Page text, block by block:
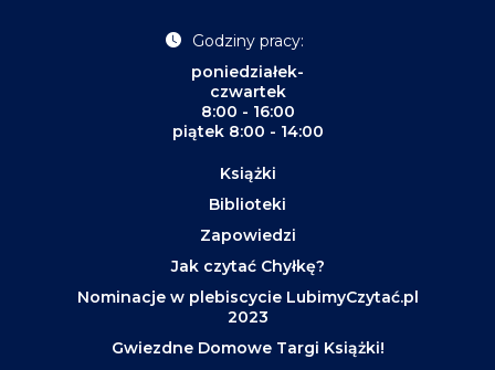
Godziny pracy:
poniedziałek-
czwartek
8:00 - 16:00
piątek 8:00 - 14:00
Książki
Biblioteki
Zapowiedzi
Jak czytać Chyłkę?
Nominacje w plebiscycie LubimyCzytać.pl
2023
Gwiezdne Domowe Targi Książki!